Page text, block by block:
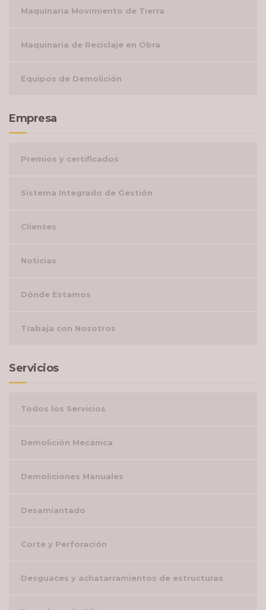
Maquinaria Movimiento de Tierra
Maquinaria de Reciclaje en Obra
Equipos de Demolición
Empresa
Premios y certificados
Sistema Integrado de Gestión
Clientes
Noticias
Dónde Estamos
Trabaja con Nosotros
Servicios
Todos los Servicios
Demolición Mecánica
Demoliciones Manuales
Desamiantado
Corte y Perforación
Desguaces y achatarramientos de estructuras